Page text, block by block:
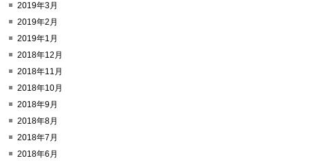
2019年3月
2019年2月
2019年1月
2018年12月
2018年11月
2018年10月
2018年9月
2018年8月
2018年7月
2018年6月